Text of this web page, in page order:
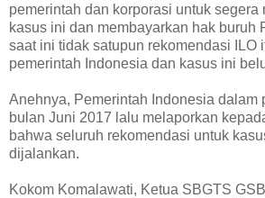
pemerintah dan korporasi untuk segera
kasus ini dan membayarkan hak buruh
saat ini tidak satupun rekomendasi ILO
pemerintah Indonesia dan kasus ini
Anehnya, Pemerintah Indonesia dalam
bulan Juni 2017 lalu melaporkan
bahwa seluruh rekomendasi untuk
dijalankan.
Kokom Komalawati, Ketua SBGTS